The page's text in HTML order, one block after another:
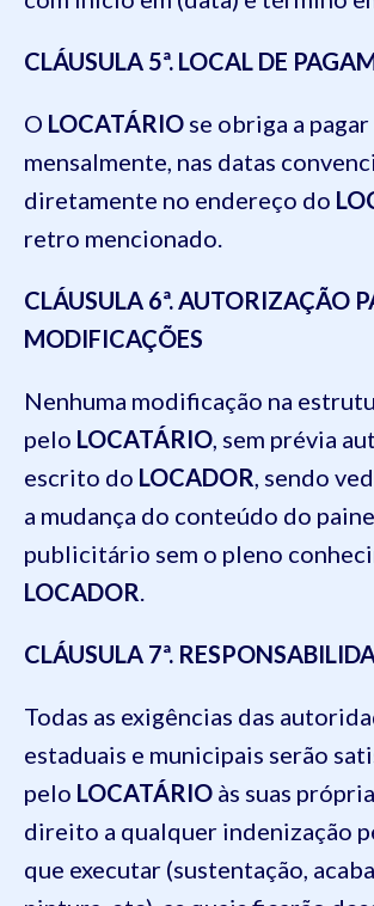
CLÁUSULA 5ª. LOCAL DE
O LOCATÁRIO se obriga a
mensalmente, nas datas
diretamente no endereço do
retro mencionado.
CLÁUSULA 6ª. AUTORIZAÇÃO
MODIFICAÇÕES
Nenhuma modificação na
pelo LOCATÁRIO, sem prévia
escrito do LOCADOR, sendo
a mudança do conteúdo do
publicitário sem o pleno
LOCADOR.
CLÁUSULA 7ª.
Todas as exigências das
estaduais e municipais serão
pelo LOCATÁRIO às suas
direito a qualquer indenização
que executar (sustentação,